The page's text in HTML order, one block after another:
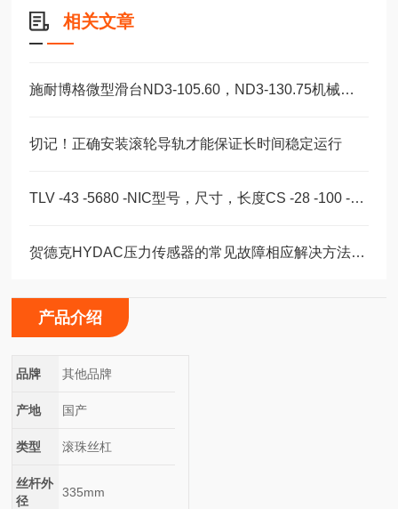
相关文章
施耐博格微型滑台ND3-105.60，ND3-130.75机械装配轴承
切记！正确安装滚轮导轨才能保证长时间稳定运行
TLV -43 -5680 -NIC型号，尺寸，长度CS -28 -100 -2RS -B -NIC 。
贺德克HYDAC压力传感器的常见故障相应解决方法分享
产品介绍
品牌 其他品牌
产地 国产
类型 滚珠丝杠
丝杆外
径
335mm